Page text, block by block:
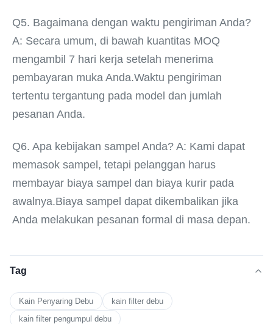
Q5. Bagaimana dengan waktu pengiriman Anda?
A: Secara umum, di bawah kuantitas MOQ
mengambil 7 hari kerja setelah menerima
pembayaran muka Anda.Waktu pengiriman
tertentu tergantung pada model dan jumlah
pesanan Anda.
Q6. Apa kebijakan sampel Anda? A: Kami dapat
memasok sampel, tetapi pelanggan harus
membayar biaya sampel dan biaya kurir pada
awalnya.Biaya sampel dapat dikembalikan jika
Anda melakukan pesanan formal di masa depan.
Tag
Kain Penyaring Debu
kain filter debu
kain filter pengumpul debu